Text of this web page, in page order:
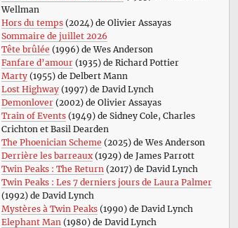
Wellman
Hors du temps(2024) de Olivier Assayas
Sommaire de juillet 2026
Tête brûlée (1996) de Wes Anderson
Fanfare d’amour(1935) de Richard Pottier
Marty(1955) de Delbert Mann
Lost Highway(1997) de David Lynch
Demonlover(2002) de Olivier Assayas
Train of Events(1949) de Sidney Cole, Charles
Crichton et Basil Dearden
The Phoenician Scheme (2025) de Wes Anderson
Derrière les barreaux(1929) de James Parrott
Twin Peaks : The Return (2017) de David Lynch
Twin Peaks : Les 7 derniers jours de Laura Palmer
(1992) de David Lynch
Mystères à Twin Peaks(1990) de David Lynch
Elephant Man (1980) de David Lynch